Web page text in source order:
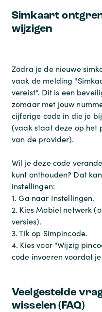
Simkaart
wijzigen
Zodra je de nieuwe
vaak de melding
vereist". Dit is een
zomaar met jouw
cijferige code in die je
(vaak staat deze op het
van de provider).
Wil je deze code
kunt onthouden? Dat
instellingen:
1. Ga naar Instellingen.
2. Kies Mobiel netwerk
versies).
3. Tik op Simpincode.
4. Kies voor "Wijzig
code invoeren voordat
Veelgestelde
wisselen (FAQ)